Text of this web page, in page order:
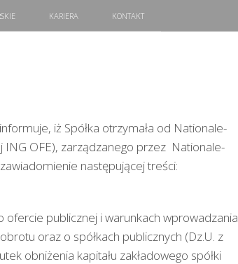
KARIERA KONTAKT
iż Spółka otrzymała od Nationale-
OFE), zarządzanego przez Nationale-
następującej treści:
ofercie publicznej i warunkach wprowadzania
oraz o spółkach publicznych (Dz.U. z
obniżenia kapitału zakładowego spółki